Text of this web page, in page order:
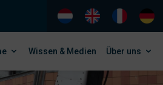
Wissen & Medien Über uns